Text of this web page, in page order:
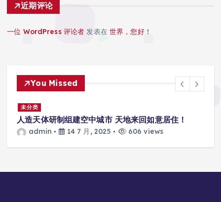
近期评论
一位 WordPress 评论者 发表在世界，您好！
You Missed
未分类
人造天体研制组建空中城市 天地来回如意居住！
admin 14 7 月, 2025 606 views